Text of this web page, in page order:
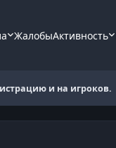
ЖалобыАктивность
и на игроков.